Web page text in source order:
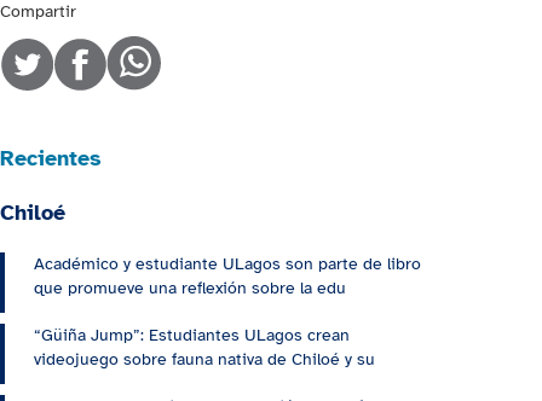
Compartir
Recientes
Chiloé
Académico y estudiante ULagos son parte de libro
que promueve una reflexión sobre la edu
“Güiña Jump”: Estudiantes ULagos crean
videojuego sobre fauna nativa de Chiloé y su